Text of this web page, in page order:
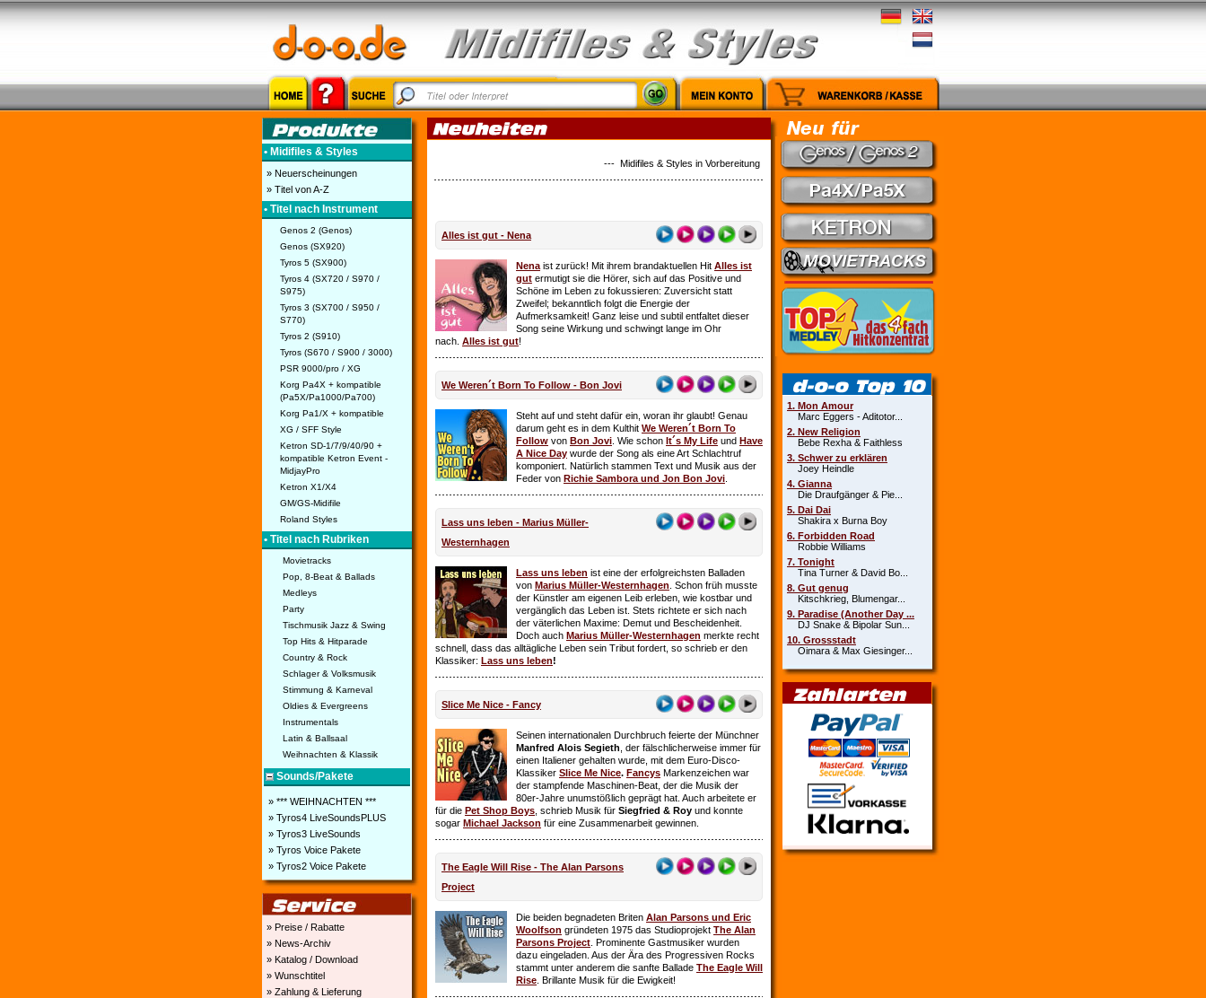
• Midifiles & Styles
» Neuerscheinungen
» Titel von A-Z
• Titel nach Instrument
Genos 2 (Genos)
Genos (SX920)
Tyros 5 (SX900)
Tyros 4 (SX720 / S970 /
S975)
Tyros 3 (SX700 / S950 /
S770)
Tyros 2 (S910)
Tyros (S670 / S900 / 3000)
PSR 9000/pro / XG
Korg Pa4X + kompatible
(Pa5X/Pa1000/Pa700)
Korg Pa1/X + kompatible
XG / SFF Style
Ketron SD-1/7/9/40/90 +
kompatible Ketron Event -
MidjayPro
Ketron X1/X4
GM/GS-Midifile
Roland Styles
• Titel nach Rubriken
Movietracks
Pop, 8-Beat & Ballads
Medleys
Party
Tischmusik Jazz & Swing
Top Hits & Hitparade
Country & Rock
Schlager & Volksmusik
Stimmung & Karneval
Oldies & Evergreens
Instrumentals
Latin & Ballsaal
Weihnachten & Klassik
Sounds/Pakete
» *** WEIHNACHTEN ***
» Tyros4 LiveSoundsPLUS
» Tyros3 LiveSounds
» Tyros Voice Pakete
» Tyros2 Voice Pakete
» Preise / Rabatte
» News-Archiv
» Katalog / Download
» Wunschtitel
» Zahlung & Lieferung
--- Midifiles & Styles in Vorbereitung: Country Medley - Theuns Jordaan & Juanita du Plessis // Kein Gefühl - Marius Müller-Westerhagen //
Alles ist gut - Nena
Nena ist zurück! Mit ihrem brandaktuellen Hit Alles ist
gut ermutigt sie die Hörer, sich auf das Positive und
Schöne im Leben zu fokussieren: Zuversicht statt
Zweifel; bekanntlich folgt die Energie der
Aufmerksamkeit! Ganz leise und subtil entfaltet dieser
Song seine Wirkung und schwingt lange im Ohr
nach. Alles ist gut!
We Weren´t Born To Follow - Bon Jovi
Steht auf und steht dafür ein, woran ihr glaubt! Genau
darum geht es in dem Kulthit We Weren´t Born To
Follow von Bon Jovi . Wie schon It´s My Life und Have
A Nice Day wurde der Song als eine Art Schlachtruf
komponiert. Natürlich stammen Text und Musik aus der
Feder von Richie Sambora und Jon Bon Jovi
Lass uns leben - Marius Müller-
Westernhagen
Lass uns leben ist eine der erfolgreichsten Balladen
von Marius Müller-Westernhagen . Schon früh musste
der Künstler am eigenen Leib erleben, wie kostbar und
vergänglich das Leben ist. Stets richtete er sich nach
der väterlichen Maxime: Demut und Bescheidenheit.
Doch auch Marius Müller-Westernhagen merkte recht
schnell, dass das alltägliche Leben sein Tribut fordert, so schrieb er den
Klassiker: Lass uns leben!
Slice Me Nice - Fancy
Seinen internationalen Durchbruch feierte der Münchner
Manfred Alois Segieth , der fälschlicherweise immer für
einen Italiener gehalten wurde, mit dem Euro-Disco-
Klassiker Slice Me Nice. Fancys Markenzeichen war
der stampfende Maschinen-Beat, der die Musik der
80er-Jahre unumstößlich geprägt hat. Auch arbeitete er
für die Pet Shop Boys , schrieb Musik für Siegfried & Roy und konnte
sogar Michael Jackson für eine Zusammenarbeit gewinnen.
The Eagle Will Rise - The Alan Parsons
Project
Die beiden begnadeten Briten Alan Parsons und Eric
Woolfson gründeten 1975 das Studioprojekt The Alan
Parsons Project . Prominente Gastmusiker wurden
dazu eingeladen. Aus der Ära des Progressiven Rocks
stammt unter anderem die sanfte Ballade The Eagle Will
Rise . Brillante Musik für die Ewigkeit!
1. Mon Amour
Marc Eggers - Aditotor...
2. New Religion
Bebe Rexha & Faithless
3. Schwer zu erklären
Joey Heindle
4. Gianna
Die Draufgänger & Pie...
5. Dai Dai
Shakira x Burna Boy
6. Forbidden Road
Robbie Williams
7. Tonight
Tina Turner & David Bo...
8. Gut genug
Kitschkrieg, Blumengar...
9. Paradise (Another Day ...
DJ Snake & Bipolar Sun...
10. Grossstadt
Oimara & Max Giesinger...